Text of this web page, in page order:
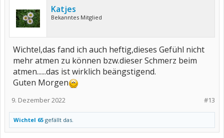
Katjes
Bekanntes Mitglied
Wichtel,das fand ich auch heftig,dieses Gefühl nicht
mehr atmen zu können bzw.dieser Schmerz beim
atmen......das ist wirklich beängstigend.
Guten Morgen
#13
9. Dezember 2022
Wichtel 65 gefällt das.